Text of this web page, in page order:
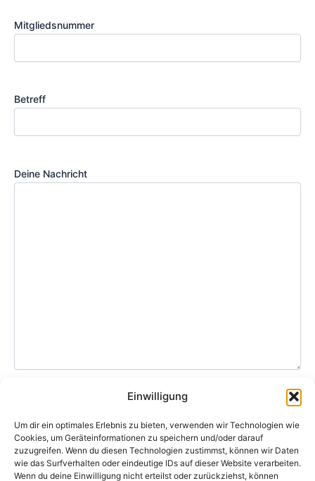
Einwilligung
Um dir ein optimales Erlebnis zu bieten, verwenden wir Technologien wie
Cookies, um Geräteinformationen zu speichern und/oder darauf
zuzugreifen. Wenn du diesen Technologien zustimmst, können wir Daten
wie das Surfverhalten oder eindeutige IDs auf dieser Website verarbeiten.
Wenn du deine Einwilligung nicht erteilst oder zurückziehst, können
Mitgliedsnummer
Betreff
Deine Nachricht
akzeptiere sie.
Bitte lasse dieses Feld leer.